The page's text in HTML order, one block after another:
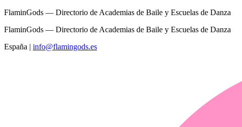
FlaminGods — Directorio de Academias de Baile y Escuelas de Danza
FlaminGods — Directorio de Academias de Baile y Escuelas de Danza
España | info@flamingods.es